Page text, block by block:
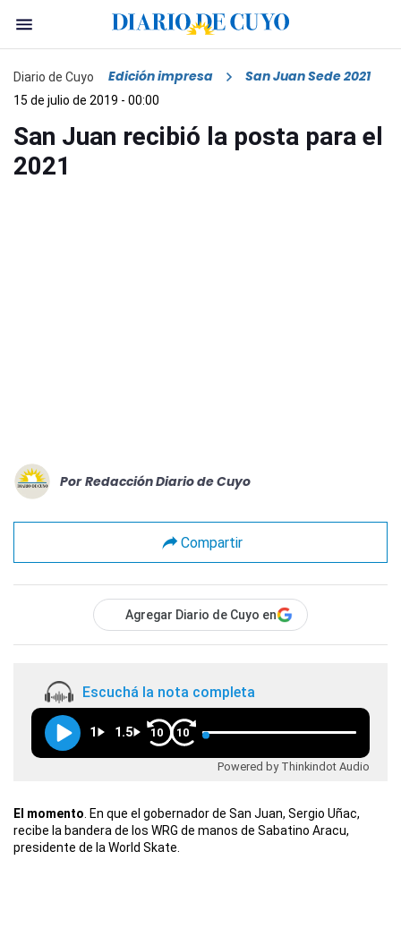
Diario de Cuyo Edición impresa San Juan Sede 2021
15 de julio de 2019 - 00:00
San Juan recibió la posta para el
2021
Por Redacción Diario de Cuyo
Compartir
Agregar Diario de Cuyo en
Escuchá la nota completa
1 1.5 10 10
Powered by Thinkindot Audio
El momento . En que el gobernador de San Juan, Sergio Uñac,
recibe la bandera de los WRG de manos de Sabatino Aracu,
presidente de la World Skate.